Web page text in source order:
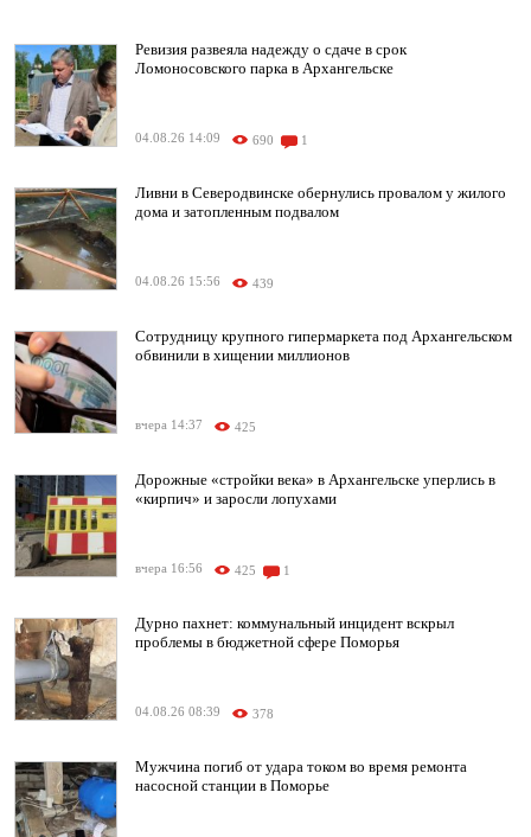
Ревизия развеяла надежду о сдаче в срок
Ломоносовского парка в Архангельске
04.08.26 14:09 690 1
Ливни в Северодвинске обернулись провалом у жилого
дома и затопленным подвалом
04.08.26 15:56 439
Сотрудницу крупного гипермаркета под Архангельском
обвинили в хищении миллионов
вчера 14:37 425
Дорожные «стройки века» в Архангельске уперлись в
«кирпич» и заросли лопухами
вчера 16:56 425 1
Дурно пахнет: коммунальный инцидент вскрыл
проблемы в бюджетной сфере Поморья
04.08.26 08:39 378
Мужчина погиб от удара током во время ремонта
насосной станции в Поморье